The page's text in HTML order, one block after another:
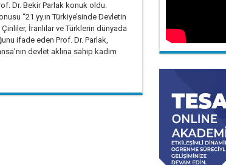
Dr. Bekir Parlak konuk oldu.
“21.yy.ın Türkiye’sinde Devletin
İranlılar ve Türklerin dünyada
ifade eden Prof. Dr. Parlak,
devlet aklına sahip kadim